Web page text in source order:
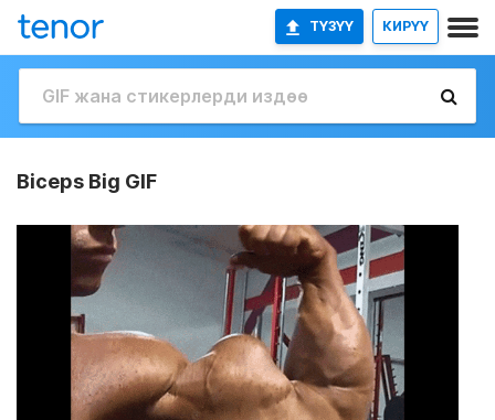
ТҮЗҮҮ КИРҮҮ
Biceps Big GIF